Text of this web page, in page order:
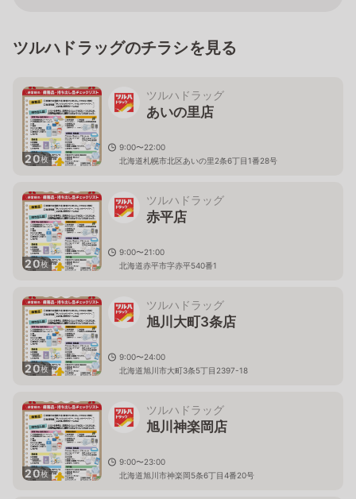
ツルハドラッグのチラシを見る
20枚
ツルハドラッグ
あいの里店
9:00〜22:00
北海道札幌市北区あいの里2条6丁目1番28号
20枚
ツルハドラッグ
赤平店
9:00〜21:00
北海道赤平市字赤平540番1
20枚
ツルハドラッグ
旭川大町3条店
9:00〜24:00
北海道旭川市大町3条5丁目2397-18
20枚
ツルハドラッグ
旭川神楽岡店
9:00〜23:00
北海道旭川市神楽岡5条6丁目4番20号